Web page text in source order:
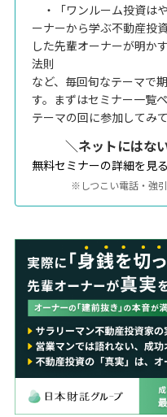
・「ワンルーム投資は
ーナーから学ぶ不動産投
した先輩オーナーが明か
法則
など、毎回旬なテーマで
す。まずはセミナー一覧
テーマの回に参加してみ
＼ネットにはな
無料セミナーの詳細を見る
※しつこい電話・強